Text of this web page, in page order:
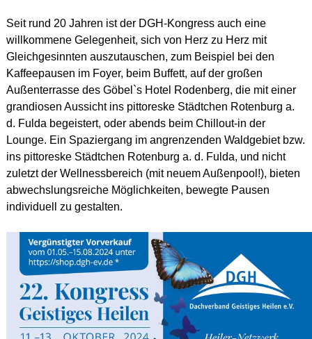
Seit rund 20 Jahren ist der DGH-Kongress auch eine
willkommene Gelegenheit, sich von Herz zu Herz mit
Gleichgesinnten auszutauschen, zum Beispiel bei den
Kaffeepausen im Foyer, beim Buffett, auf der großen
Außenterrasse des Göbel`s Hotel Rodenberg, die mit einer
grandiosen Aussicht ins pittoreske Städtchen Rotenburg a.
d. Fulda begeistert, oder abends beim Chillout-in der
Lounge. Ein Spaziergang im angrenzenden Waldgebiet bzw.
ins pittoreske Städtchen Rotenburg a. d. Fulda, und nicht
zuletzt der Wellnessbereich (mit neuem Außenpool!), bieten
abwechslungsreiche Möglichkeiten, bewegte Pausen
individuell zu gestalten.